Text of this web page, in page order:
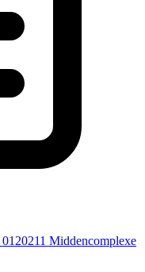
0120211 Middencomplexe